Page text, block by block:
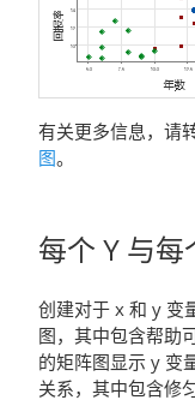
有关更多信息，请
图。
每个 Y 与每
创建对于 x 和 y 变
图，其中包含帮助
的矩阵图显示 y 变
关系，其中包含修